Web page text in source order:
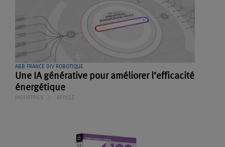
ABB FRANCE DIV ROBOTIQUE
Une IA générative pour améliorer l’efficacité
énergétique
INDUSTRIES ARTICLE